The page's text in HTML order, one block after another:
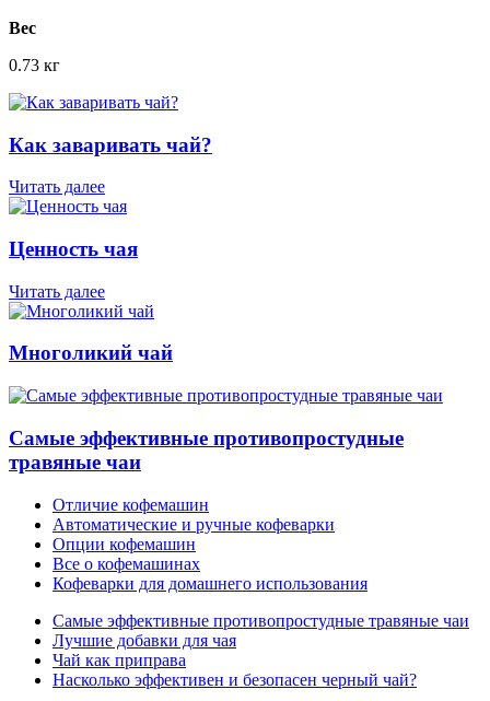
Веc
0.73 кг
Как заваривать чай?
Читать далее
Ценность чая
Читать далее
Многоликий чай
Самые эффективные противопростудные
травяные чаи
Отличие кофемашин
Автоматические и ручные кофеварки
Опции кофемашин
Все о кофемашинах
Кофеварки для домашнего использования
Самые эффективные противопростудные травяные чаи
Лучшие добавки для чая
Чай как приправа
Насколько эффективен и безопасен черный чай?